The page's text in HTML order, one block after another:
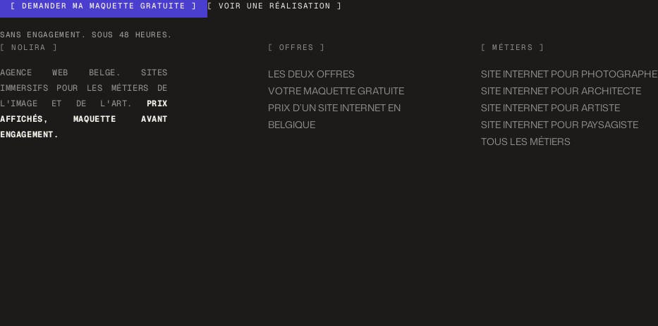
[ DEMANDER MA MAQUETTE GRATUITE ] [ VOIR UNE RÉALISATION ]
SANS ENGAGEMENT. SOUS 48 HEURES.
[ NOLIRA ]
AGENCE WEB BELGE. SITES
IMMERSIFS POUR LES MÉTIERS DE
L'IMAGE ET DE L'ART. PRIX
AFFICHÉS, MAQUETTE AVANT
ENGAGEMENT.
[ OFFRES ]
LES DEUX OFFRES
VOTRE MAQUETTE GRATUITE
PRIX D’UN SITE INTERNET EN
BELGIQUE
[ MÉTIERS ]
SITE INTERNET POUR PHOTOGRAPHE
SITE INTERNET POUR ARCHITECTE
SITE INTERNET POUR ARTISTE
SITE INTERNET POUR PAYSAGISTE
TOUS LES MÉTIERS